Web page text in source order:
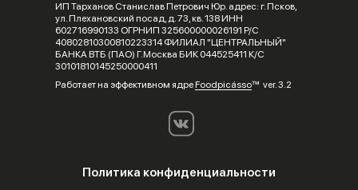
ИП Тарханов Станислав Петрович Юр. адрес: г. Псков,
ул. Плехановский посад, д. 73, кв. 138 ИНН
602716990133 ОГРНИП 325600000026191 Р/С
40802810300810223314 ФИЛИАЛ "ЦЕНТРАЛЬНЫЙ"
БАНКА ВТБ (ПАО) Г.Москва БИК 044525411 К/С
30101810145250000411
Работает на эффективном ядреFoodpicássover. 3.2
Политика конфиденциальности